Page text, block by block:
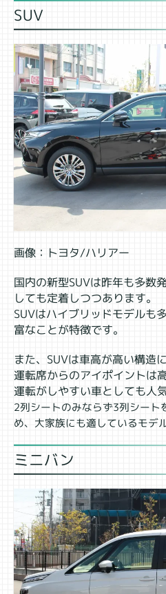
SUV
画像：トヨタ/ハリアー
国内の新型SUVは昨年も多数
しても定着しつつあります。
SUVはハイブリッドモデルも
富なことが特徴です。
また、SUVは車高が高い構造
運転席からのアイポイントは
運転がしやすい車としても人
2列シートのみならず3列シート
め、大家族にも適しているモデ
ミニバン